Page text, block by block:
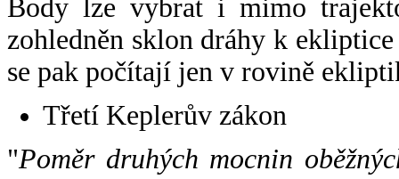
Body lze vybrat i mimo
zohledněn sklon dráhy k
se pak počítají jen v rovině
Třetí Keplerův zákon
"Poměr druhých mocnin